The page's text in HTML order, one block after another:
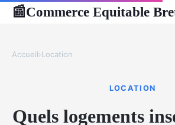
📰Commerce Equitable
Accueil›Location
LOCATION
Quels logements